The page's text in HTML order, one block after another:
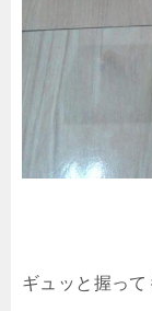
ギュッと握って